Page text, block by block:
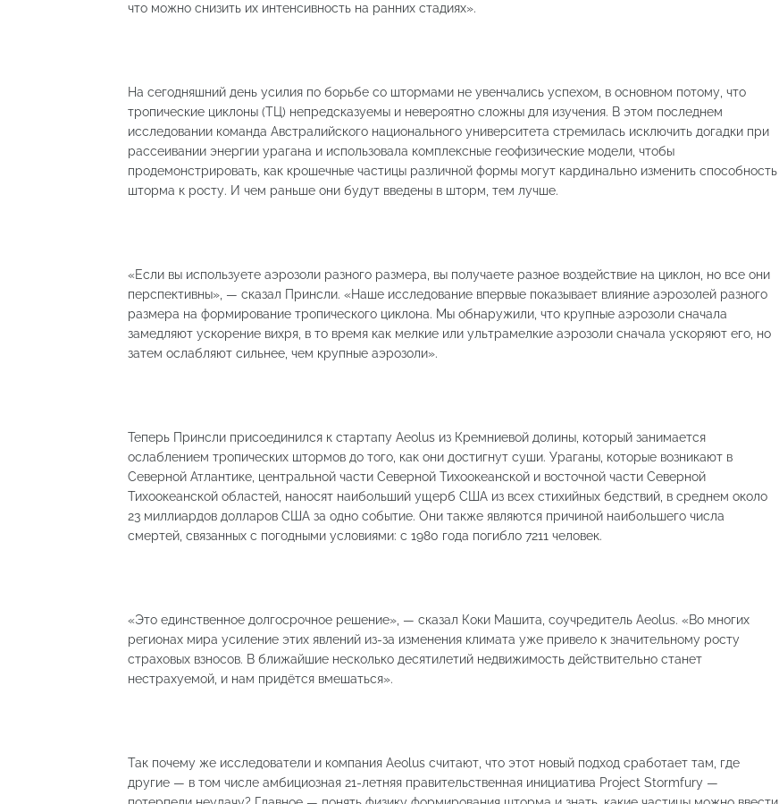
что можно снизить их интенсивность на ранних стадиях».
На сегодняшний день усилия по борьбе со штормами не увенчались успехом, в основном потому, что
тропические циклоны (ТЦ) непредсказуемы и невероятно сложны для изучения. В этом последнем
исследовании команда Австралийского национального университета стремилась исключить догадки при
рассеивании энергии урагана и использовала комплексные геофизические модели, чтобы
продемонстрировать, как крошечные частицы различной формы могут кардинально изменить способность
шторма к росту. И чем раньше они будут введены в шторм, тем лучше.
«Если вы используете аэрозоли разного размера, вы получаете разное воздействие на циклон, но все они
перспективны», — сказал Принсли. «Наше исследование впервые показывает влияние аэрозолей разного
размера на формирование тропического циклона. Мы обнаружили, что крупные аэрозоли сначала
замедляют ускорение вихря, в то время как мелкие или ультрамелкие аэрозоли сначала ускоряют его, но
затем ослабляют сильнее, чем крупные аэрозоли».
Теперь Принсли присоединился к стартапу Aeolus из Кремниевой долины, который занимается
ослаблением тропических штормов до того, как они достигнут суши. Ураганы, которые возникают в
Северной Атлантике, центральной части Северной Тихоокеанской и восточной части Северной
Тихоокеанской областей, наносят наибольший ущерб США из всех стихийных бедствий, в среднем около
23 миллиардов долларов США за одно событие. Они также являются причиной наибольшего числа
смертей, связанных с погодными условиями: с 1980 года погибло 7211 человек.
«Это единственное долгосрочное решение», — сказал Коки Машита, соучредитель Aeolus. «Во многих
регионах мира усиление этих явлений из-за изменения климата уже привело к значительному росту
страховых взносов. В ближайшие несколько десятилетий недвижимость действительно станет
нестрахуемой, и нам придётся вмешаться».
Так почему же исследователи и компания Aeolus считают, что этот новый подход сработает там, где
другие — в том числе амбициозная 21-летняя правительственная инициатива Project Stormfury —